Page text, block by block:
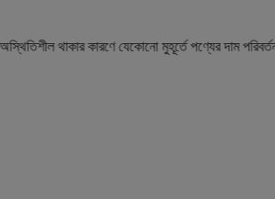
কারণে যেকোনো মুহূর্তে পণ্যের দাম পরিবর্তন হতে পারে।